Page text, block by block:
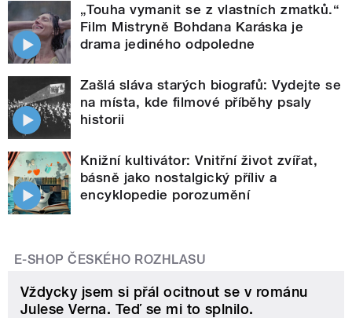
„Touha vymanit se z vlastních zmatků.“
Film Mistryně Bohdana Karáska je
drama jediného odpoledne
Zašlá sláva starých biografů: Vydejte se
na místa, kde filmové příběhy psaly
historii
Knižní kultivátor: Vnitřní život zvířat,
básně jako nostalgický příliv a
encyklopedie porozumění
E-SHOP ČESKÉHO ROZHLASU
Vždycky jsem si přál ocitnout se v románu
Julese Verna. Teď se mi to splnilo.